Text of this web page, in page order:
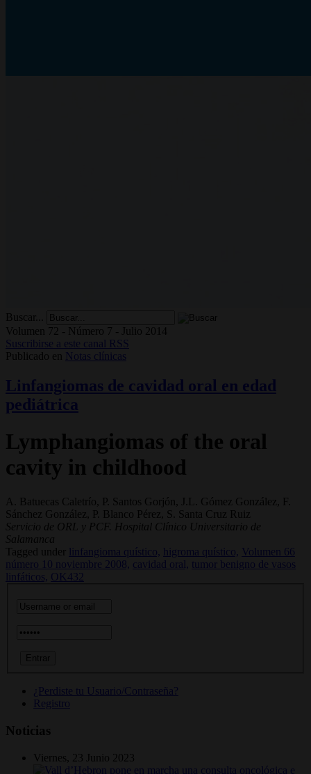
Buscar...
Volumen 72 - Número 7 - Julio 2014
Suscribirse a este canal RSS
Publicado en
Notas clínicas
Linfangiomas de cavidad oral en edad
pediátrica
Lymphangiomas of the oral
cavity in childhood
A. Batuecas Caletrío, P. Santos Gorjón, J.L. Gómez González, F.
Sánchez González, P. Blanco Pérez, S. Santa Cruz Ruiz
Servicio de ORL y PCF. Hospital Clínico Universitario de
Salamanca
Tagged under
linfangioma quístico, higroma quístico,
Volumen 66
número 10 noviembre 2008, cavidad oral,
tumor benigno de vasos
linfáticos, OK432
¿Perdiste tu Usuario/Contraseña?
Registro
Noticias
Viernes, 23 Junio 2023